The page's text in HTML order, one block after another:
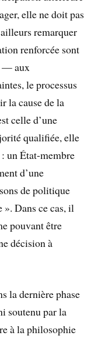
elle ne doit pas
remarquer
renforcée sont
— aux
le processus
la cause de la
celle d’une
qualifiée, elle
un État-membre
d’une
de politique
». Dans ce cas, il
pouvant être
décision à
la dernière phase
soutenu par la
à la philosophie